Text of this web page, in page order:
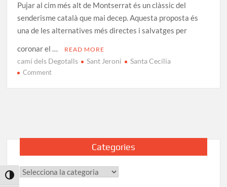
Toggle High Contrast
Pujar al cim més alt de Montserrat és un clàssic del
senderisme català que mai decep. Aquesta proposta és
una de les alternatives més directes i salvatges per
coronar el …
READ MORE
camí dels Degotalls Sant Jeroni Santa Cecília
Commenton
Montserrat:
de
Categories
Categories